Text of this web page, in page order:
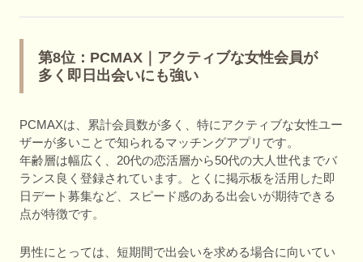
第8位：PCMAX｜アクティブな女性会員が
多く即日出会いにも強い
PCMAXは、累計会員数が多く、特にアクティブな女性ユー
ザーが多いことで知られるマッチングアプリです。
年齢層は幅広く、20代の恋活層から50代の大人世代までバ
ランス良く登録されています。とくに掲示板を活用した即
日デート募集など、スピード感のある出会いが期待できる
点が特徴です。
男性にとっては、短期間で出会いを求める場合に向いてい